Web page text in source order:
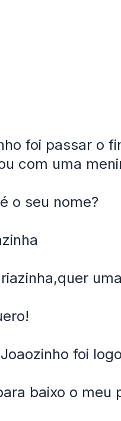
foi passar o
com uma
o seu nome?
foi
baixo o meu